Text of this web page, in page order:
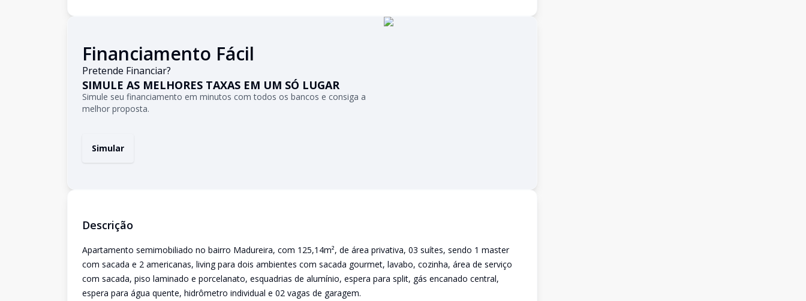
Financiamento Fácil
Pretende Financiar?
SIMULE AS MELHORES TAXAS EM UM SÓ LUGAR
Simule seu financiamento em minutos com todos os bancos e consiga a
melhor proposta.
Simular
Descrição
Apartamento semimobiliado no bairro Madureira, com 125,14m², de área privativa, 03 suítes, sendo 1 master
com sacada e 2 americanas, living para dois ambientes com sacada gourmet, lavabo, cozinha, área de serviço
com sacada, piso laminado e porcelanato, esquadrias de alumínio, espera para split, gás encanado central,
espera para água quente, hidrômetro individual e 02 vagas de garagem.